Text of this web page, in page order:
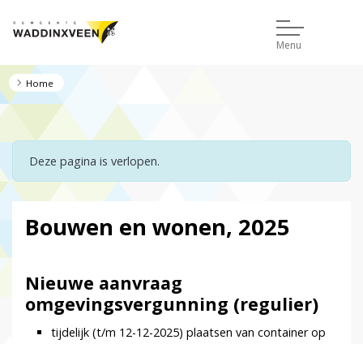
Menu
Home
Deze pagina is verlopen.
Bouwen en wonen, 2025
Nieuwe aanvraag
omgevingsvergunning (regulier)
tijdelijk (t/m 12-12-2025) plaatsen van container op